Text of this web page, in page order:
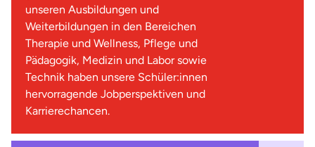
unseren Ausbildungen und
Weiterbildungen in den Bereichen
Therapie und Wellness, Pflege und
Pädagogik, Medizin und Labor sowie
Technik haben unsere Schüler:innen
hervorragende Jobperspektiven und
Karrierechancen.